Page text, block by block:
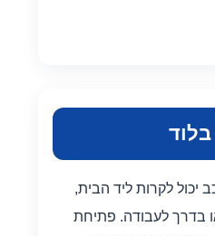
לקרות ליד הבית,
בדרך לעבודה. פתיחת